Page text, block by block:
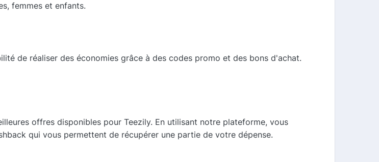
femmes et enfants.
de réaliser des économies grâce à des codes promo et des bons d'achat.
offres disponibles pour Teezily. En utilisant notre plateforme, vous
qui vous permettent de récupérer une partie de votre dépense.